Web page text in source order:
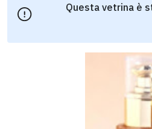
Questa vetrina è